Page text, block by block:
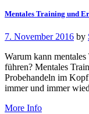
Mentales Training und
7. November 2016 by
Warum kann
führen? Mentales
Probehandeln im
immer und immer
More Info